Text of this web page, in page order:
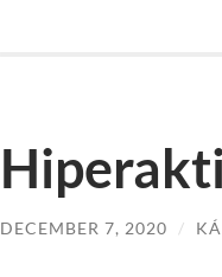
DECEMBER 7, 2020 /